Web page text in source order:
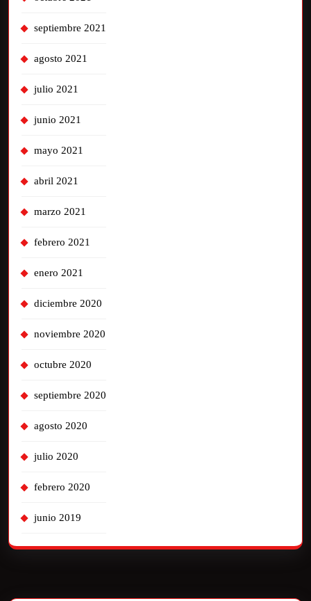
septiembre 2021
agosto 2021
julio 2021
junio 2021
mayo 2021
abril 2021
marzo 2021
febrero 2021
enero 2021
diciembre 2020
noviembre 2020
octubre 2020
septiembre 2020
agosto 2020
julio 2020
febrero 2020
junio 2019